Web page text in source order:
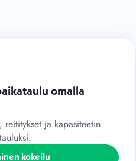
omalla
reititykset ja kapasiteetin
kokeilu